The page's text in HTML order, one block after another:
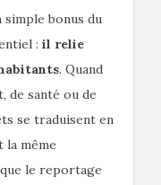
bonus du
: il relie
. Quand
de santé ou de
se traduisent en
la même
que le reportage